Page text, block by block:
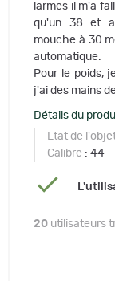
larmes il m'a
qu'un 38 et
mouche à 30
automatique.
Pour le poids,
j'ai des mains
Détails du
Etat de
Calibre : 44
20 utilisateurs